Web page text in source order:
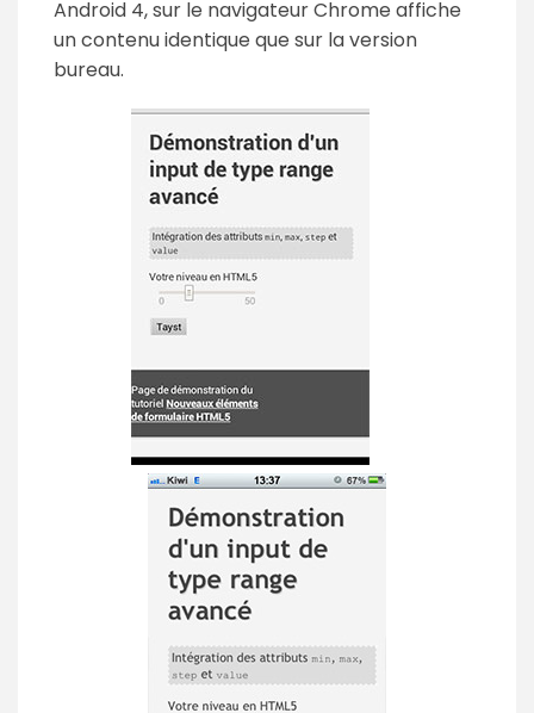
Android 4, sur le navigateur Chrome affiche
un contenu identique que sur la version
bureau.